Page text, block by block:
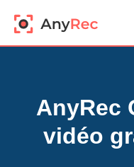
AnyRec
vidéo